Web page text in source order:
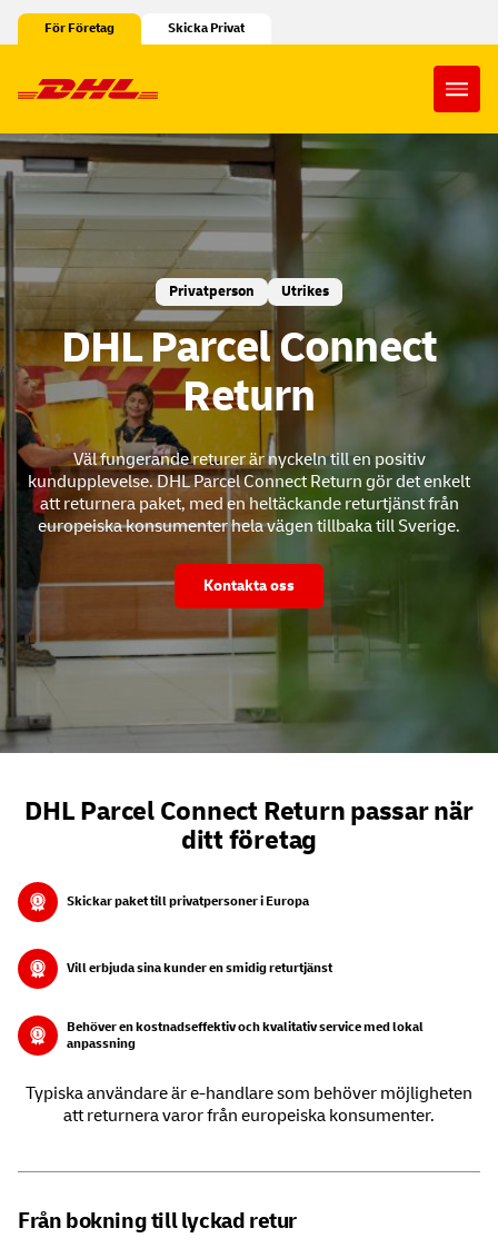
Hoppa till innehåll
För Företag Skicka Privat
Privatperson Utrikes
DHL Parcel Connect
Return
Väl fungerande returer är nyckeln till en positiv
kundupplevelse. DHL Parcel Connect Return gör det enkelt
att returnera paket, med en heltäckande returtjänst från
europeiska konsumenter hela vägen tillbaka till Sverige.
Kontakta oss
DHL Parcel Connect Return passar när
ditt företag
Skickar paket till privatpersoner i Europa
Vill erbjuda sina kunder en smidig returtjänst
Behöver en kostnadseffektiv och kvalitativ service med lokal
anpassning
Typiska användare är e-handlare som behöver möjligheten
att returnera varor från europeiska konsumenter.
Från bokning till lyckad retur